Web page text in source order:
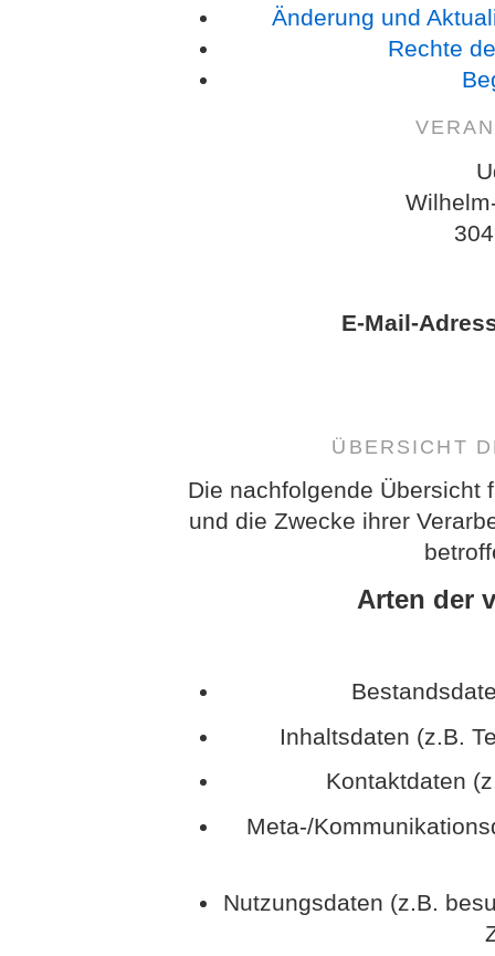
Änderung und
Rechte
E-Mail-
ÜBERSICHT
Die nachfolgende Übersicht
und die Zwecke ihrer
Arten der
Inhaltsdaten (z.B.
Kontaktdaten
Meta-/
Nutzungsdaten (z.B.